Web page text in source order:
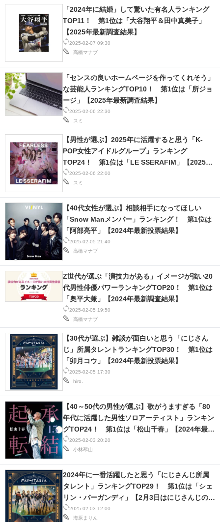
2025-02-07 09:30
高橋マナブ
「2024年に結婚」して驚いた有名人ランキング
TOP11！ 第1位は「大谷翔平＆田中真美子」
【2025年最新調査結果】
2025-02-06 22:30
スミ
「センスの良いホームページを作ってくれそう」
な芸能人ランキングTOP10！ 第1位は「所ジョ
ージ」【2025年最新調査結果】
2025-02-06 22:00
スミ
【男性が選ぶ】2025年に活躍すると思う「K-
POP女性アイドルグループ」ランキング
TOP24！ 第1位は「LE SSERAFIM」【2025年
最新調査結果】
2025-02-05 21:40
高橋マナブ
【40代女性が選ぶ】相談相手になってほしい
「Snow Manメンバー」ランキング！ 第1位は
「阿部亮平」【2024年最新投票結果】
2025-02-05 19:50
高橋マナブ
Z世代が選ぶ「演技力がある」イメージが強い20
代男性俳優パワーランキングTOP20！ 第1位は
「奥平大兼」【2024年最新調査結果】
2025-02-05 17:30
hiro.
【30代が選ぶ】雑談が面白いと思う「にじさん
じ」所属タレントランキングTOP30！ 第1位は
「卯月コウ」【2024年最新投票結果】
2025-02-03 20:20
小林翆山
【40～50代の男性が選ぶ】歌がうますぎる「80
年代に活躍した男性ソロアーティスト」ランキン
グTOP24！ 第1位は「松山千春」【2024年最新
調査結果】
2025-02-03 12:00
海原まりん
2024年に一番活躍したと思う「にじさんじ所属
タレント」ランキングTOP29！ 第1位は「シェ
リン・バーガンディ」【2月3日はにじさんじの
日】